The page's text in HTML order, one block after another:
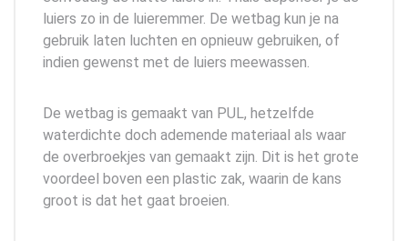
luiers zo in de luieremmer. De wetbag kun je na
gebruik laten luchten en opnieuw gebruiken, of
indien gewenst met de luiers meewassen.
De wetbag is gemaakt van PUL, hetzelfde
waterdichte doch ademende materiaal als waar
de overbroekjes van gemaakt zijn. Dit is het grote
voordeel boven een plastic zak, waarin de kans
groot is dat het gaat broeien.